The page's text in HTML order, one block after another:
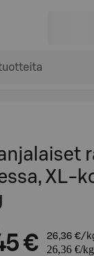
XL-
€ 26,36 €/
26,36 €/kg